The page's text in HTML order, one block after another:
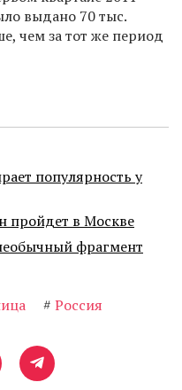
выдано 70 тыс.
чем за тот же период
популярность у
пройдет в Москве
фрагмент
# Россия